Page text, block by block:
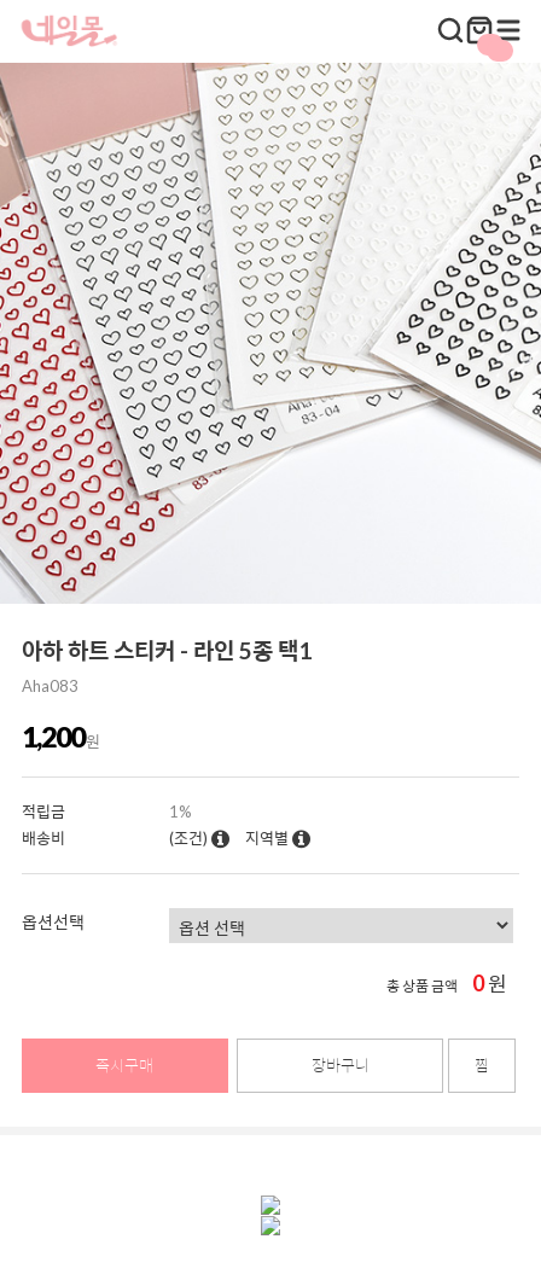
아하 하트 스티커 - 라인 5종 택1
Aha083
1,200원
적립금
1%
배송비
(조건) 지역별
옵션선택
총 상품 금액 0원
즉시구매 장바구니 찜